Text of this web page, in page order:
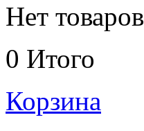
Нет товаров
0 Итого
Корзина